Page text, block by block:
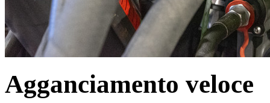
Agganciamento veloce